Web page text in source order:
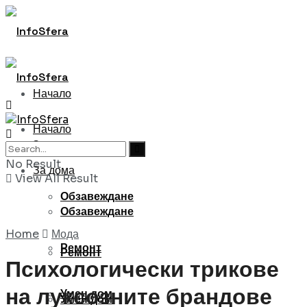
Начало
За дома
Обзавеждане
Ремонт
Умен дом
Начало
За дома
Обзавеждане
Ремонт
Умен дом
No Result
View All Result
Home Мода
Психологически трикове
на луксозните брандове